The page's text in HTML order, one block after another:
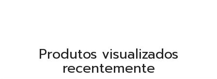
Produtos visualizados
recentemente